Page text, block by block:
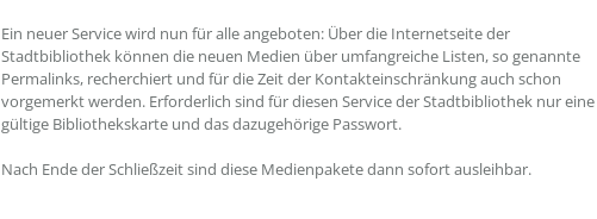
Ein neuer Service wird nun für alle angeboten: Über die Internetseite der
Stadtbibliothek können die neuen Medien über umfangreiche Listen, so genannte
Permalinks, recherchiert und für die Zeit der Kontakteinschränkung auch schon
vorgemerkt werden. Erforderlich sind für diesen Service der Stadtbibliothek nur eine
gültige Bibliothekskarte und das dazugehörige Passwort.
Nach Ende der Schließzeit sind diese Medienpakete dann sofort ausleihbar.